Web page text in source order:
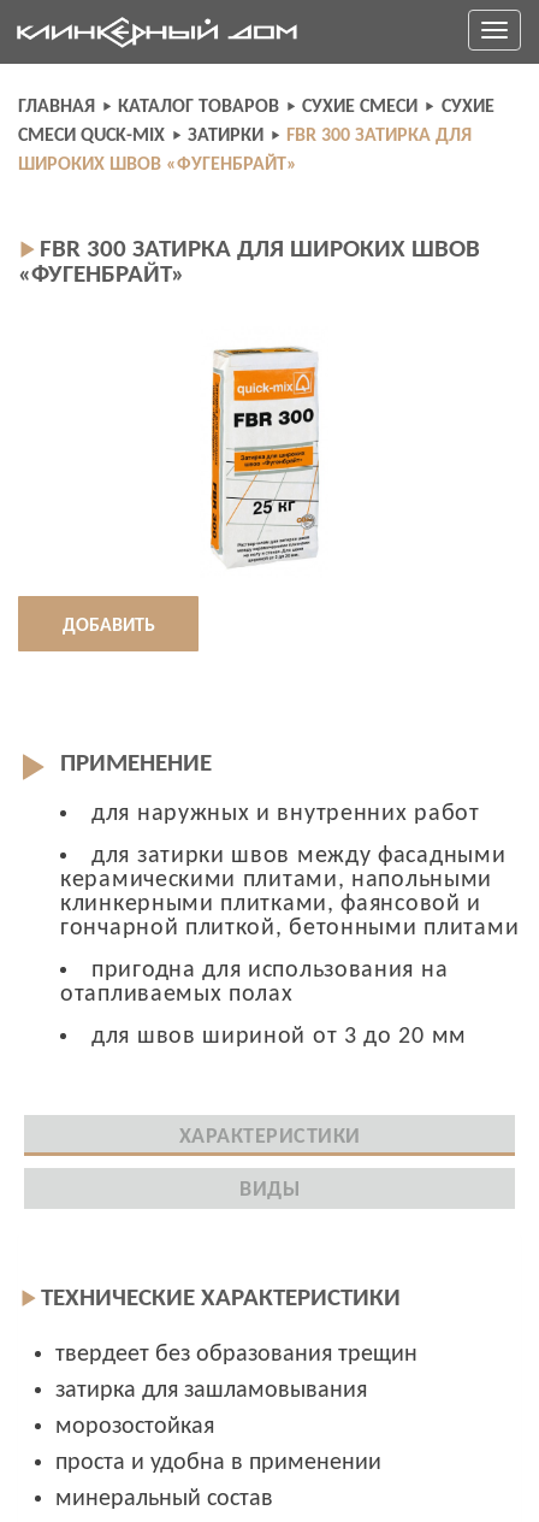
to
content
Toggle
ГЛАВНАЯ КАТАЛОГ ТОВАРОВ СУХИЕ СМЕСИ
СУХИЕ
СМЕСИ QUCK-MIX
ЗАТИРКИ
FBR 300 ЗАТИРКА ДЛЯ
ШИРОКИХ ШВОВ «ФУГЕНБРАЙТ»
FBR 300 ЗАТИРКА ДЛЯ ШИРОКИХ ШВОВ
«ФУГЕНБРАЙТ»
ДОБАВИТЬ
ПРИМЕНЕНИЕ
для наружных и внутренних работ
для затирки швов между фасадными
керамическими плитами, напольными
клинкерными плитками, фаянсовой и
гончарной плиткой, бетонными плитами
пригодна для использования на
отапливаемых полах
для швов шириной от 3 до 20 мм
ХАРАКТЕРИСТИКИ
ВИДЫ
ТЕХНИЧЕСКИЕ ХАРАКТЕРИСТИКИ
твердеет без образования трещин
затирка для зашламовывания
морозостойкая
проста и удобна в применении
минеральный состав